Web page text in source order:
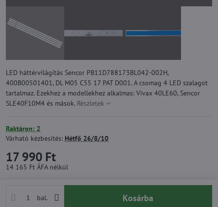
LED háttérvilágítás Sencor PB11D788173BL042-002H,
400B00501401, DL M05 C55 17 PAT D001. A csomag 4 LED szalagot
tartalmaz. Ezekhez a modellekhez alkalmas: Vivax 40LE60, Sencor
SLE40F10M4 és mások. Részletek
Raktáron: 2
Várható kézbesítés: Hétfő 26/8/10
17 990 Ft
14 165 Ft ÁFA nélkül
bal. Kosárba